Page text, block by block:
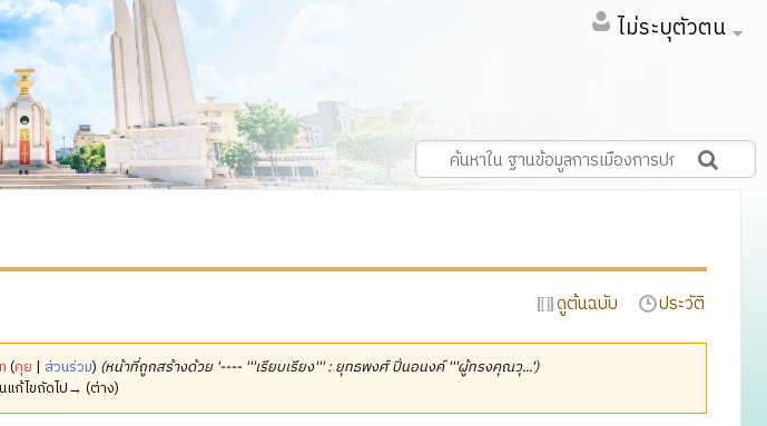
ไม่ระบุตัวตน
ดูต้นฉบับ ประวัติ
(คุย | ส่วนร่วม) (หน้าที่ถูกสร้างด้วย '---- '''เรียบเรียง''' : ยุทธพงศ์ ปิ่นอนงค์ '''ผู้ทรงคุณวุ...')
แก้ไขถัดไป→ (ต่าง)